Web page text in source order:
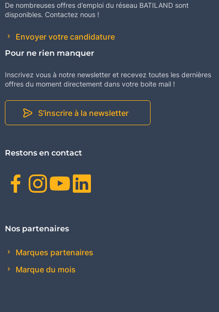
De nombreuses offres d’emploi du réseau BATILAND sont
disponibles. Contactez nous !
Envoyer votre candidature
Pour ne rien manquer
Inscrivez vous à notre newsletter et recevez toutes les dernières
offres du moment directement dans votre boite mail !
S'inscrire à la newsletter
Restons en contact
Facebook
Instagram
Youtube
Nos partenaires
Marques partenaires
Marque du mois